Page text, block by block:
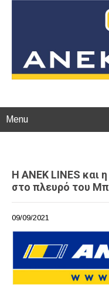
Menu
Η ANEK LINES και
στο πλευρό του
09/09/2021